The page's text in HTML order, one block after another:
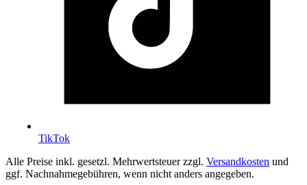
TikTok
Alle Preise inkl. gesetzl. Mehrwertsteuer zzgl. Versandkosten und
ggf. Nachnahmegebühren, wenn nicht anders angegeben.